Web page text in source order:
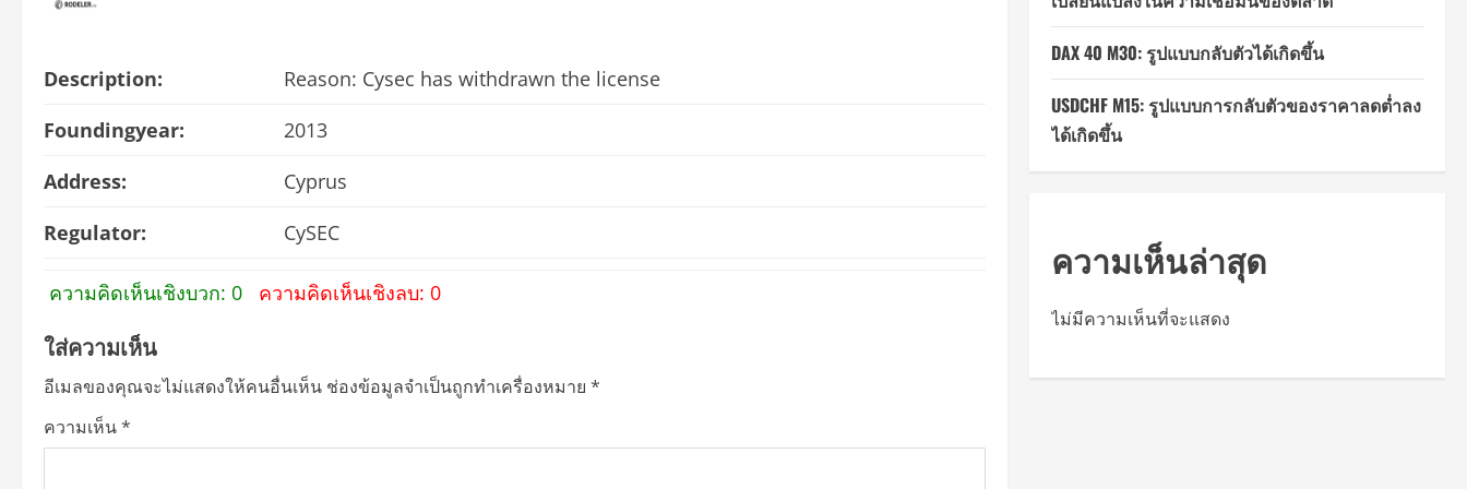
Description:
Reason: Cysec has withdrawn the license
Foundingyear:
2013
Address:
Cyprus
Regulator:
CySEC
ความคิดเห็นเชิงบวก: 0 ความคิดเห็นเชิงลบ: 0
ใส่ความเห็น
อีเมลของคุณจะไม่แสดงให้คนอื่นเห็น ช่องข้อมูลจำเป็นถูกทำเครื่องหมาย *
ความเห็น*
DAX 40 M30: รูปแบบกลับตัวได้เกิดขึ้น
USDCHF M15: รูปแบบการกลับตัวของราคาลดต่ำลง
ได้เกิดขึ้น
ความเห็นล่าสุด
ไม่มีความเห็นที่จะแสดง